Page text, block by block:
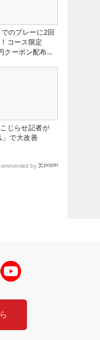
のプレーに2回
コース限定
クーポン配布
じらせ記者が
」で大改善
by